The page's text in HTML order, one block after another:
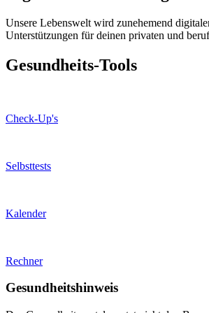
Unsere Lebenswelt wird zunehemend
Unterstützungen für deinen privaten und
Gesundheits-Tools
Check-Up's
Selbsttests
Kalender
Rechner
Gesundheitshinweis